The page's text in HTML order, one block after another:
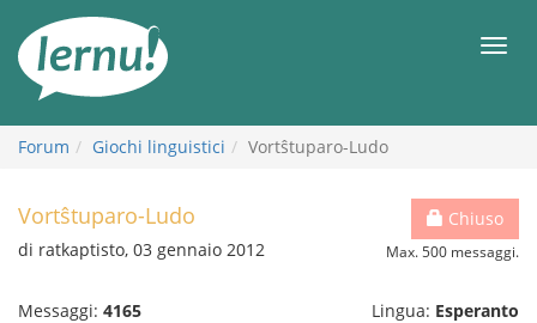
all’indice
Forum Giochi linguistici Vortŝtuparo-Ludo
Chiuso
Max. 500 messaggi.
Vortŝtuparo-Ludo
di ratkaptisto, 03 gennaio 2012
Messaggi: 4165 Lingua: Esperanto